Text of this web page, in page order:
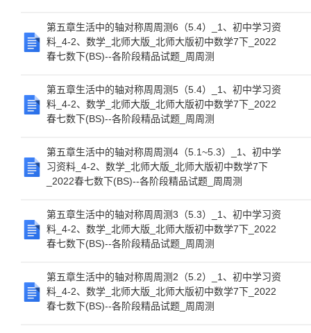
第五章生活中的轴对称周周测6（5.4）_1、初中学习资
料_4-2、数学_北师大版_北师大版初中数学7下_2022
春七数下(BS)--各阶段精品试题_周周测
第五章生活中的轴对称周周测5（5.4）_1、初中学习资
料_4-2、数学_北师大版_北师大版初中数学7下_2022
春七数下(BS)--各阶段精品试题_周周测
第五章生活中的轴对称周周测4（5.1~5.3）_1、初中学
习资料_4-2、数学_北师大版_北师大版初中数学7下
_2022春七数下(BS)--各阶段精品试题_周周测
第五章生活中的轴对称周周测3（5.3）_1、初中学习资
料_4-2、数学_北师大版_北师大版初中数学7下_2022
春七数下(BS)--各阶段精品试题_周周测
第五章生活中的轴对称周周测2（5.2）_1、初中学习资
料_4-2、数学_北师大版_北师大版初中数学7下_2022
春七数下(BS)--各阶段精品试题_周周测